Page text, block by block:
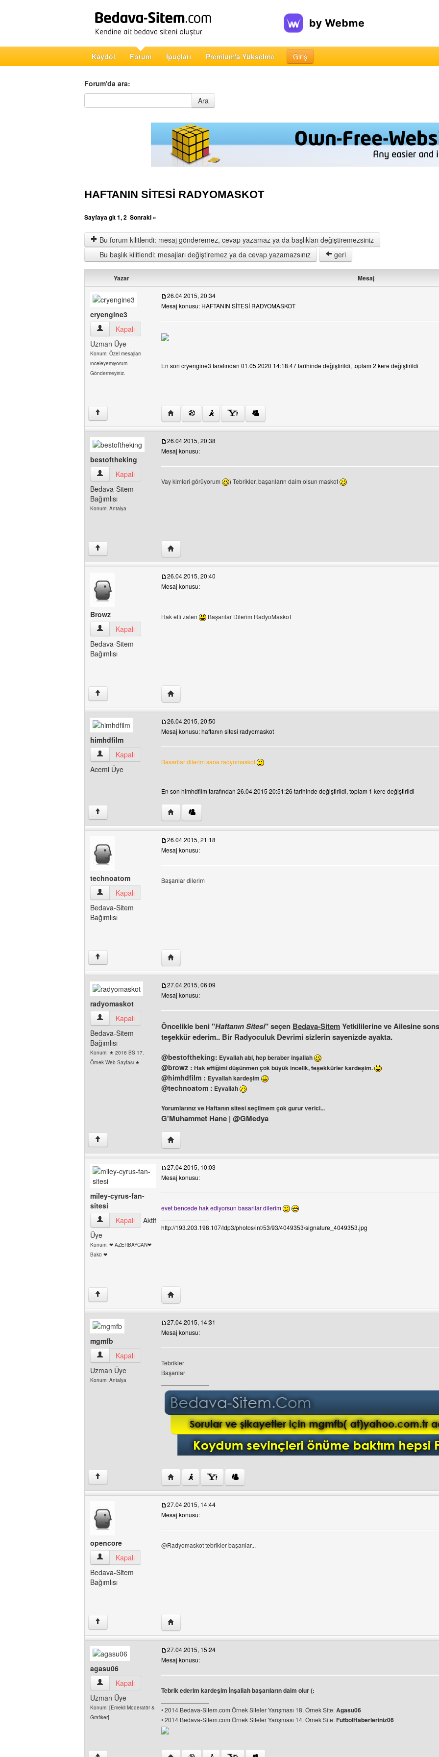
Kaydol Forum İpuçları Premium'a Yükselme Giriş
Forum'da ara:
Forum'da ara
Ara
HAFTANIN SİTESİ RADYOMASKOT
Sayfaya git1,2 Sonraki »
Bu forum kilitlendi: mesaj gönderemez, cevap yazamaz ya da başlıkları değiştiremezsiniz
Bu başlık kilitlendi: mesajları değiştiremez ya da cevap yazamazsınız
geri
Yazar Mesaj
cryengine3
cryengine3 Kullanıcının profilini görüntüle
Kapalı
Uzman Üye
Konum: Özel mesajları
inceleyemiyorum.
Göndermeyiniz.
26.04.2015, 20:34
Mesaj konusu: HAFTANIN SİTESİ RADYOMASKOT
En son cryengine3 tarafından 01.05.2020 14:18:47 tarihinde değiştirildi, toplam 2 kere değiştirildi
↑ Yazarın web sitesini ziyaret et: cryengine3
bestoftheking
bestoftheking Kullanıcının profilini görüntüle
Kapalı
Bedava-Sitem
Bağımlısı
Konum: Antalya
26.04.2015, 20:38
Mesaj konusu:
Vay kimleri görüyorum ) Tebrikler, başarıların daim olsun maskot
↑ Yazarın web sitesini ziyaret et: bestoftheking
Browz
Browz Kullanıcının profilini görüntüle
Kapalı
Bedava-Sitem
Bağımlısı
26.04.2015, 20:40
Mesaj konusu:
Hak etti zaten Başarılar Dilerim RadyoMaskoT
↑ Yazarın web sitesini ziyaret et: Browz
himhdfilm
himhdfilm Kullanıcının profilini görüntüle
Kapalı
Acemi Üye
26.04.2015, 20:50
Mesaj konusu: haftanın sitesi radyomaskot
Basarilar dilerim sana radyomaskot
En son himhdfilm tarafından 26.04.2015 20:51:26 tarihinde değiştirildi, toplam 1 kere değiştirildi
↑ Yazarın web sitesini ziyaret et: himhdfilm
technoatom
technoatom Kullanıcının profilini görüntüle
Kapalı
Bedava-Sitem
Bağımlısı
26.04.2015, 21:18
Mesaj konusu:
Başarılar dilerim
↑ Yazarın web sitesini ziyaret et: technoatom
radyomaskot
radyomaskot Kullanıcının profilini görüntüle
Kapalı
Bedava-Sitem
Bağımlısı
Konum: ★ 2016 BS 17.
Örnek Web Sayfası ★
27.04.2015, 06:09
Mesaj konusu:
Öncelikle beni "Haftanın Sitesi" seçen Bedava-SitemYetkililerine ve Ailesine
teşekkür ederim.. Bir Radyoculuk Devrimi sizlerin sayenizde ayakta.
@bestoftheking: Eyvallah abi, hep beraber inşallah
@browz : Hak ettiğimi düşünmen çok büyük incelik, teşekkürler kardeşim.
@himhdfilm : Eyvallah kardeşim
@technoatom : Eyvallah
Yorumlarınız ve Haftanın sitesi seçilmem çok gurur verici...
G'Muhammet Hane | @GMedya
↑ Yazarın web sitesini ziyaret et: radyomaskot
miley-cyrus-fan-
sitesi
miley-cyrus-fan-sitesi Kullanıcının profilini görüntüle
Kapalı
Aktif
Üye
Konum: ❤ AZERBAYCAN❤
Bakü ❤
27.04.2015, 10:03
Mesaj konusu:
evet bencede hak ediyorsun basarilar dilerim
http://193.203.198.107/ldp3/photos/int/53/93/4049353/signature_4049353.jpg
↑ Yazarın web sitesini ziyaret et: miley-cyrus-fan-sitesi
mgmfb
mgmfb Kullanıcının profilini görüntüle
Kapalı
Uzman Üye
Konum: Antalya
27.04.2015, 14:31
Mesaj konusu:
Tebrikler
Başarılar
↑ Yazarın web sitesini ziyaret et: mgmfb
opencore
opencore Kullanıcının profilini görüntüle
Kapalı
Bedava-Sitem
Bağımlısı
27.04.2015, 14:44
Mesaj konusu:
@Radyomaskot tebrikler başarılar...
↑ Yazarın web sitesini ziyaret et: opencore
agasu06
agasu06 Kullanıcının profilini görüntüle
Kapalı
Uzman Üye
Konum: [Emekli Moderatör &
Grafiker]
27.04.2015, 15:24
Mesaj konusu:
Tebrik ederim kardeşim İnşallah başarıların daim olur (:
• 2014 Bedava-Sitem.com Örnek Siteler Yarışması 18. Örnek Site:Agasu06
• 2014 Bedava-Sitem.com Örnek Siteler Yarışması 14. Örnek Site: FutbolHaberleriniz06